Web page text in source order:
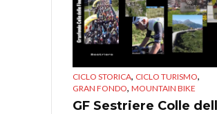
CICLO STORICA, CICLO TURISMO,
GRAN FONDO, MOUNTAIN BIKE
GF Sestriere Colle